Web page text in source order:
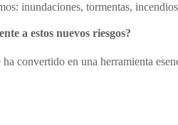
inundaciones, tormentas,
a estos nuevos riesgos?
convertido en una herramienta